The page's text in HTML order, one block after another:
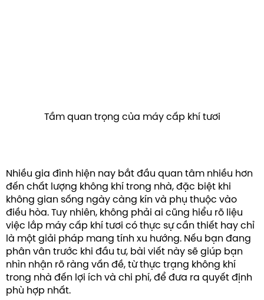
Tầm quan trọng của máy cấp khí tươi
Nhiều gia đình hiện nay bắt đầu quan tâm nhiều hơn
đến chất lượng không khí trong nhà, đặc biệt khi
không gian sống ngày càng kín và phụ thuộc vào
điều hòa. Tuy nhiên, không phải ai cũng hiểu rõ liệu
việc lắp máy cấp khí tươi có thực sự cần thiết hay chỉ
là một giải pháp mang tính xu hướng. Nếu bạn đang
phân vân trước khi đầu tư, bài viết này sẽ giúp bạn
nhìn nhận rõ ràng vấn đề, từ thực trạng không khí
trong nhà đến lợi ích và chi phí, để đưa ra quyết định
phù hợp nhất.